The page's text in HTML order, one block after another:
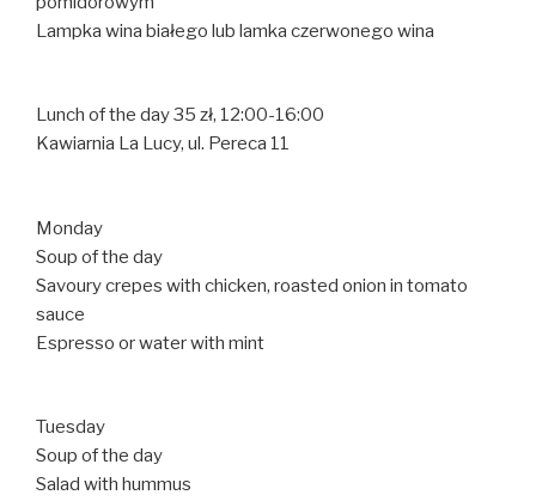
Lampka wina białego lub lamka czerwonego wina
Lunch of the day 35 zł, 12:00-16:00
Kawiarnia La Lucy, ul. Pereca 11
Monday
Soup of the day
Savoury crepes with chicken, roasted onion in tomato
sauce
Espresso or water with mint
Tuesday
Soup of the day
Salad with hummus